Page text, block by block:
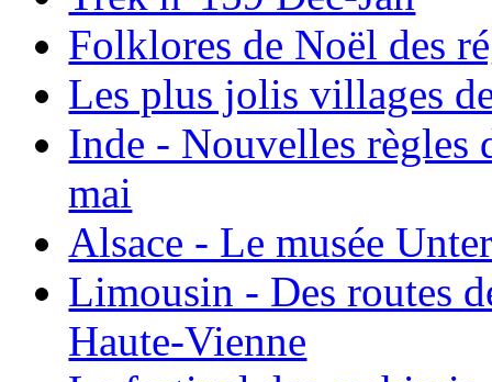
Folklores de Noël des
Les plus jolis villages
Inde - Nouvelles règles
mai
Alsace - Le musée
Limousin - Des routes
Haute-Vienne